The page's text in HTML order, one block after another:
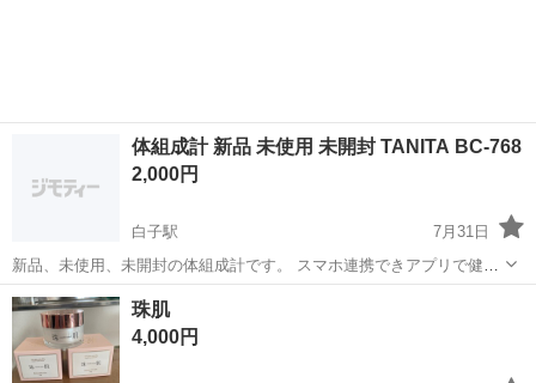
体組成計 新品 未使用 未開封 TANITA BC-768
2,000円
白子駅
7月31日
新品、未使用、未開封の体組成計です。 スマホ連携できアプリで健康
管理できるそうです。 未開封なので画像はなし、製品の箱に入った状
態でお渡しします。 商品詳細は下記リンクから
https://www.tanita.co...
三重 鈴鹿市 白子駅
珠肌
4,000円